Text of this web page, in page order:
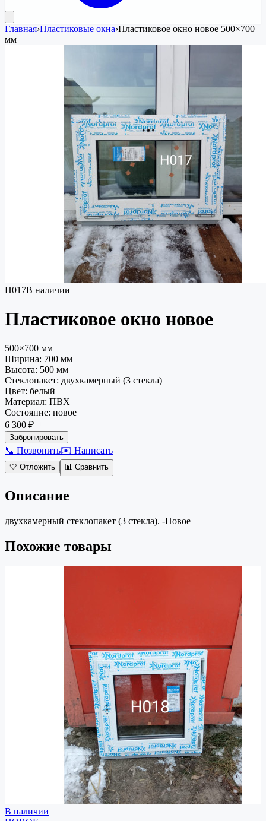
Главная›Пластиковые окна›Пластиковое окно новое 500×700
мм
Н017В наличии
Пластиковое окно новое
500×700 мм
Ширина: 700 мм
Высота: 500 мм
Стеклопакет: двухкамерный (3 стекла)
Цвет: белый
Материал: ПВХ
Состояние: новое
6 300 ₽
Забронировать
📞 Позвонить✉️ Написать
🤍 Отложить 📊 Сравнить
Описание
двухкамерный стеклопакет (3 стекла). -Новое
Похожие товары
В наличии